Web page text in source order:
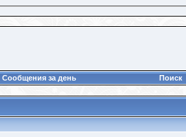
Сообщения за день Поиск